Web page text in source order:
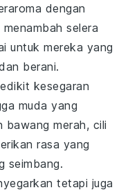
dengan
selera
untuk mereka yang
berani.
kesegaran
muda yang
bawang merah, cili
rasa yang
seimbang.
tetapi juga